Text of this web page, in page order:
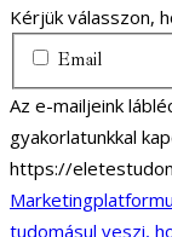
Kérjük válasszon,
Email
Az e-mailjeink
gyakorlatunkkal
https://
tudomásul veszi,